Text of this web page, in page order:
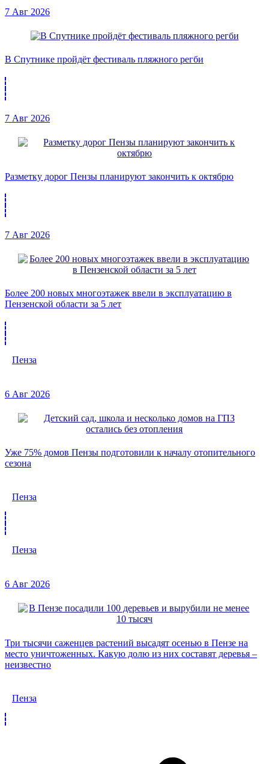
7 Авг 2026
В Спутнике пройдёт фестиваль пляжного регби
7 Авг 2026
Разметку дорог Пензы планируют закончить к октябрю
7 Авг 2026
Более 200 новых многоэтажек ввели в эксплуатацию в
Пензенской области за 5 лет
Пенза
6 Авг 2026
Уже 75% домов Пензы подготовили к началу отопительного
сезона
Пенза
Пенза
6 Авг 2026
Три тысячи саженцев растений высадят осенью в Пензе на
место уничтоженных. Какую долю из них составят деревья –
неизвестно
Пенза